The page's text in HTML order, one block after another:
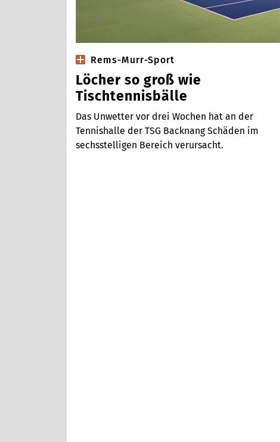
Rems-Murr-Sport
Löcher so groß wie
Tischtennisbälle
Das Unwetter vor drei Wochen hat an der
Tennishalle der TSG Backnang Schäden im
sechsstelligen Bereich verursacht.